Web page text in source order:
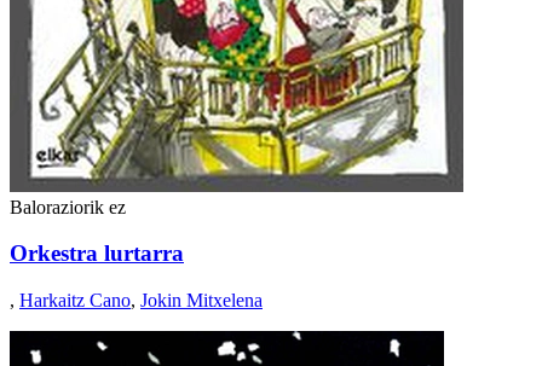
Baloraziorik ez
Orkestra lurtarra
, Harkaitz Cano, Jokin Mitxelena